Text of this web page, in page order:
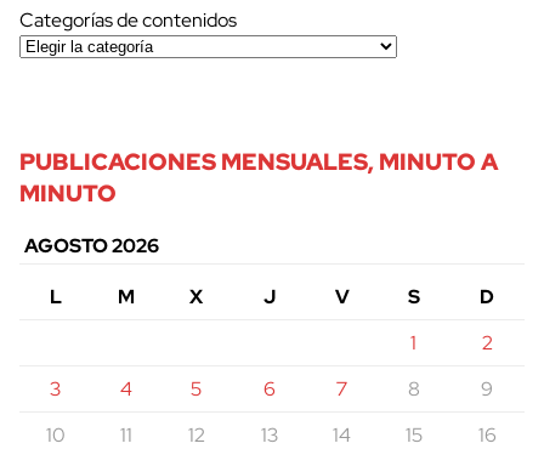
Categorías de contenidos
PUBLICACIONES MENSUALES, MINUTO A
MINUTO
AGOSTO 2026
L
M X J V S
D
1
2
3
4 5 6 7 8
9
10
11 12 13 14 15
16